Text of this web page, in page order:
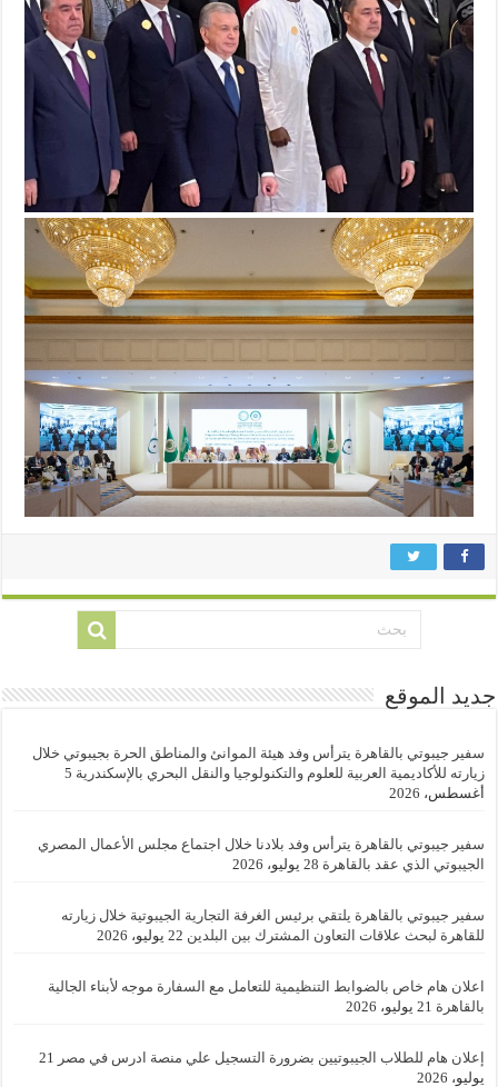
جديد الموقع
سفير جيبوتي بالقاهرة يترأس وفد هيئة الموانئ والمناطق الحرة بجيبوتي خلال
زيارته للأكاديمية العربية للعلوم والتكنولوجيا والنقل البحري بالإسكندرية 5
أغسطس، 2026
سفير جيبوتي بالقاهرة يترأس وفد بلادنا خلال اجتماع مجلس الأعمال المصري
الجيبوتي الذي عقد بالقاهرة 28 يوليو، 2026
سفير جيبوتي بالقاهرة يلتقي برئيس الغرفة التجارية الجيبوتية خلال زيارته
للقاهرة لبحث علاقات التعاون المشترك بين البلدين 22 يوليو، 2026
اعلان هام خاص بالضوابط التنظيمية للتعامل مع السفارة موجه لأبناء الجالية
بالقاهرة 21 يوليو، 2026
إعلان هام للطلاب الجيبوتيين بضرورة التسجيل علي منصة ادرس في مصر
21
يوليو، 2026